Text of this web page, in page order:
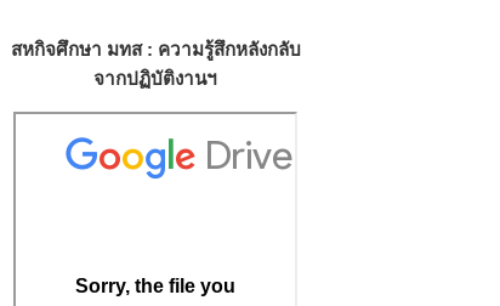
สหกิจศึกษา มทส : ความรู้สึกหลังกลับ
จากปฏิบัติงานฯ